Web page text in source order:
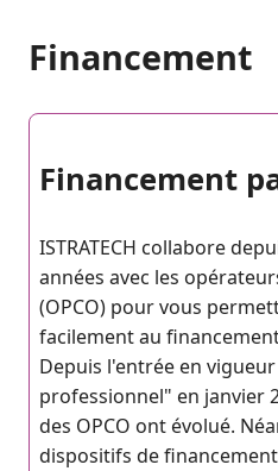
Financement
Financement
ISTRATECH collabore
années avec les
(OPCO) pour vous
facilement au
Depuis l'entrée en
professionnel" en janvier
des OPCO ont évolué.
dispositifs de